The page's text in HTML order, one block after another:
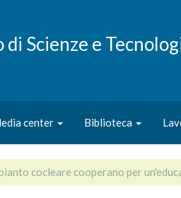
Scienze e
center Biblioteca
cocleare cooperano per